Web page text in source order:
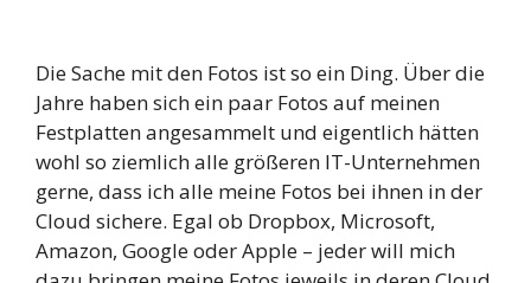
Die Sache mit den Fotos ist so ein Ding. Über die
Jahre haben sich ein paar Fotos auf meinen
Festplatten angesammelt und eigentlich hätten
wohl so ziemlich alle größeren IT-Unternehmen
gerne, dass ich alle meine Fotos bei ihnen in der
Cloud sichere. Egal ob Dropbox, Microsoft,
Amazon, Google oder Apple – jeder will mich